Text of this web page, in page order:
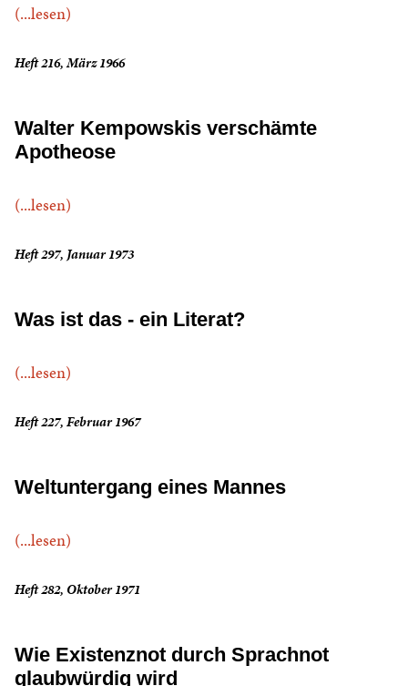
(...lesen)
Heft 216, März 1966
Walter Kempowskis verschämte
Apotheose
(...lesen)
Heft 297, Januar 1973
Was ist das - ein Literat?
(...lesen)
Heft 227, Februar 1967
Weltuntergang eines Mannes
(...lesen)
Heft 282, Oktober 1971
Wie Existenznot durch Sprachnot
glaubwürdig wird